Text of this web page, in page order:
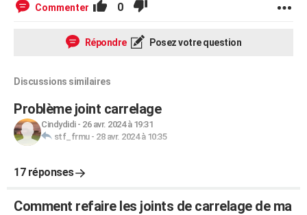
Commenter 0
Répondre Posez votre question
Discussions similaires
Problème joint carrelage
Cindydidi- 26 avr. 2024 à 19:31
stf_frmu- 28 avr. 2024 à 10:35
17 réponses
Comment refaire les joints de carrelage de ma